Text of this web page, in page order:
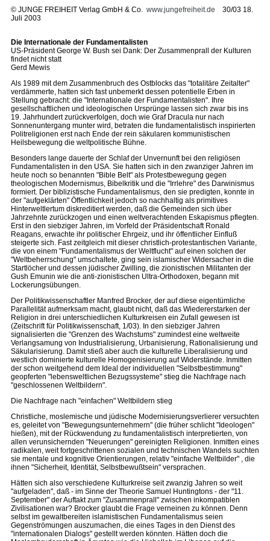
© JUNGE FREIHEIT Verlag GmbH & Co. www.jungefreiheit.de 30/03 18.
Juli 2003
Die Internationale der Fundamentalisten
US-Präsident George W. Bush sei Dank: Der Zusammenprall der Kulturen
findet nicht statt
Gerd Mewis
Als 1989 mit dem Zusammenbruch des Ostblocks das "totalitäre Zeitalter"
verdämmerte, hatten sich fast unbemerkt dessen potentielle Erben in
Stellung gebracht: die "Internationale der Fundamentalisten". Ihre
gesellschaftlichen und ideologischen Ursprünge lassen sich zwar bis ins
19. Jahrhundert zurückverfolgen, doch wie Graf Dracula nur nach
Sonnenuntergang munter wird, betraten die fundamentalistisch inspirierten
Politreligionen erst nach Ende der rein säkularen kommunistischen
Heilsbewegung die weltpolitische Bühne.
Besonders lange dauerte der Schlaf der Unvernunft bei den religiösen
Fundamentalisten in den USA. Sie hatten sich in den zwanziger Jahren im
heute noch so benannten "Bible Belt" als Protestbewegung gegen
theologischen Modernismus, Bibelkritik und die "Irrlehre" des Darwinismus
formiert. Der biblizistische Fundamentalismus, den sie predigten, konnte in
der "aufgeklärten" Öffentlichkeit jedoch so nachhaltig als primitives
Hinterweltlertum diskreditiert werden, daß die Gemeinden sich über
Jahrzehnte zurückzogen und einen weltverachtenden Eskapismus pflegten.
Erst in den siebziger Jahren, im Vorfeld der Präsidentschaft Ronald
Reagans, erwachte ihr politischer Ehrgeiz, und ihr öffentlicher Einfluß
steigerte sich. Fast zeitgleich mit dieser christlich-protestantischen Variante,
die von einem "Fundamentalismus der Weltflucht" auf einen solchen der
"Weltbeherrschung" umschaltete, ging sein islamischer Widersacher in die
Startlöcher und dessen jüdischer Zwilling, die zionistischen Militanten der
Gush Emunin wie die anti-zionistischen Ultra-Orthodoxen, begann mit
Lockerungsübungen.
Der Politikwissenschaftler Manfred Brocker, der auf diese eigentümliche
Parallelität aufmerksam macht, glaubt nicht, daß das Wiedererstarken der
Religion in drei unterschiedlichen Kulturkreisen ein Zufall gewesen ist
(Zeitschrift für Politikwissenschaft, 1/03). In den siebziger Jahren
signalisierten die "Grenzen des Wachstums" zumindest eine weltweite
Verlangsamung von Industrialisierung, Urbanisierung, Rationalisierung und
Säkularisierung. Damit stieß aber auch die kulturelle Liberalisierung und
westlich dominierte kulturelle Homogenisierung auf Widerstände. Inmitten
der schon weitgehend dem Ideal der individuellen "Selbstbestimmung"
geopferten "lebensweltlichen Bezugssysteme" stieg die Nachfrage nach
"geschlossenen Weltbildern".
Die Nachfrage nach "einfachen" Weltbildern stieg
Christliche, moslemische und jüdische Modernisierungsverlierer versuchten
es, geleitet von "Bewegungsunternehmern" (die früher schlicht "Ideologen"
hießen), mit der Rückwendung zu fundamentalistisch interpretierten, von
allen verunsichernden "Neuerungen" gereinigten Religionen. Inmitten eines
radikalen, weit fortgeschrittenen sozialen und technischen Wandels suchten
sie mentale und kognitive Orientierungen, relativ "einfache Weltbilder" , die
ihnen "Sicherheit, Identität, Selbstbewußtsein" versprachen.
Hätten sich also verschiedene Kulturkreise seit zwanzig Jahren so weit
"aufgeladen", daß - im Sinne der Theorie Samuel Huntingtons - der "11.
September" der Auftakt zum "Zusammenprall" zwischen inkompatiblen
Zivilisationen war? Brocker glaubt die Frage verneinen zu können. Denn
selbst im gewaltbereiten islamistischen Fundamentalismus seien
Gegenströmungen auszumachen, die eines Tages in den Dienst des
"internationalen Dialogs" gestellt werden könnten. Hätten doch die